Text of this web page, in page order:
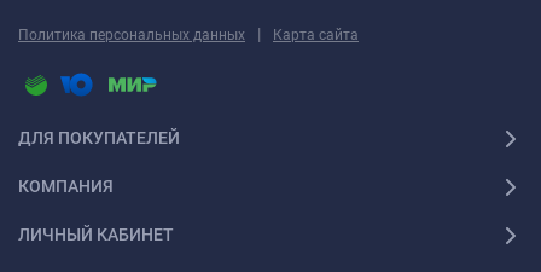
Политика персональных данных | Карта сайта
ДЛЯ ПОКУПАТЕЛЕЙ
КОМПАНИЯ
ЛИЧНЫЙ КАБИНЕТ